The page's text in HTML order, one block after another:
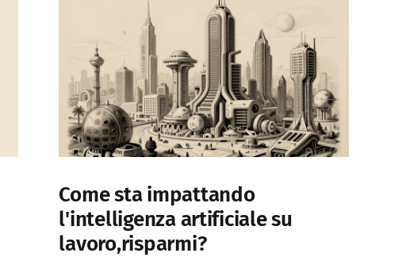
Come sta impattando
l'intelligenza artificiale su
lavoro,risparmi?